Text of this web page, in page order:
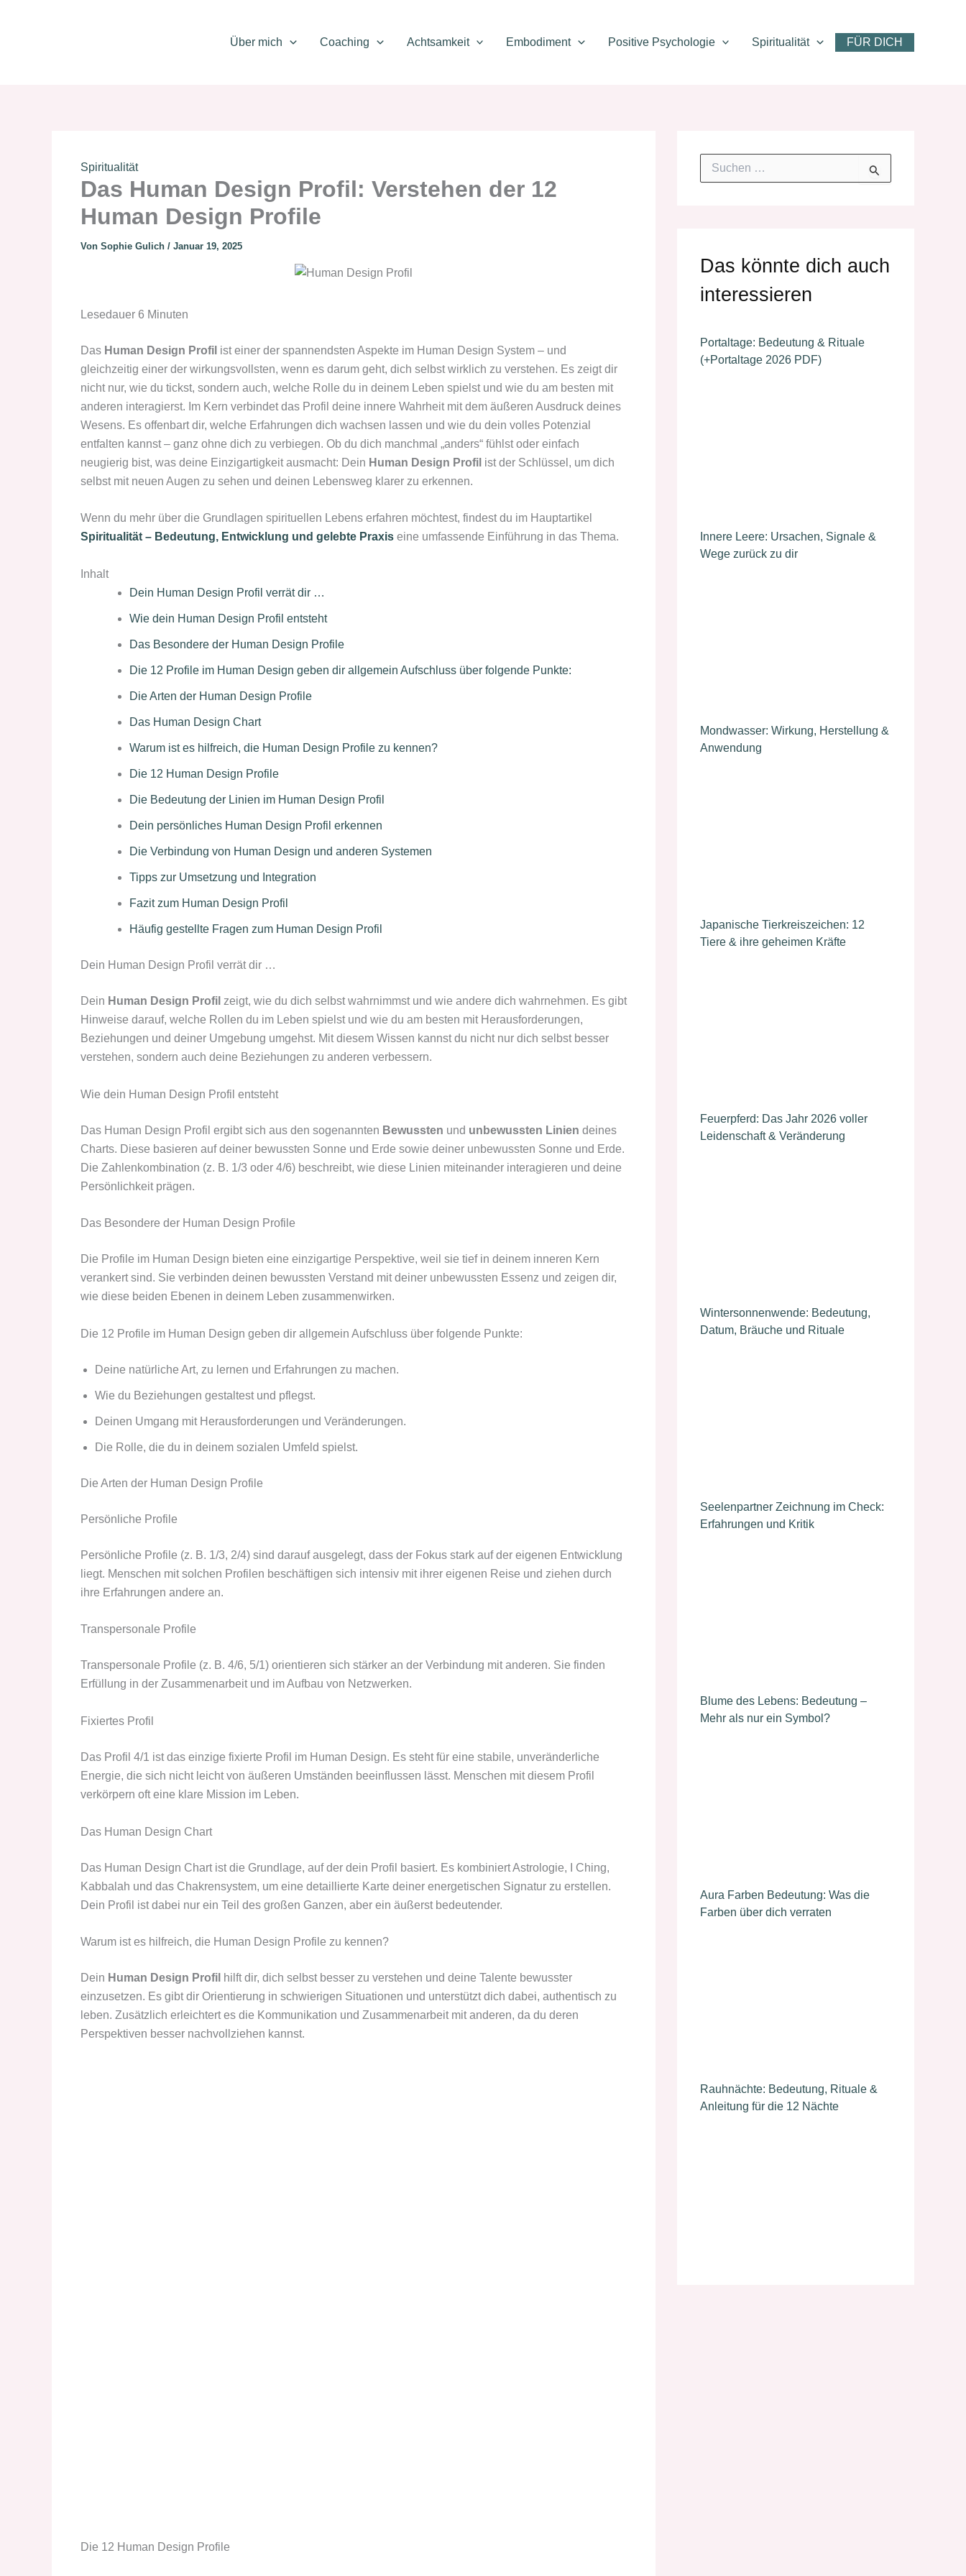
Über mich Coaching Achtsamkeit Embodiment Positive Psychologie Spiritualität FÜR DICH
Spiritualität
Das Human Design Profil: Verstehen der 12
Human Design Profile
Von Sophie Gulich / Januar 19, 2025
Lesedauer 6 Minuten
Das Human Design Profil ist einer der spannendsten Aspekte im Human Design System – und
gleichzeitig einer der wirkungsvollsten, wenn es darum geht, dich selbst wirklich zu verstehen. Es zeigt dir
nicht nur, wie du tickst, sondern auch, welche Rolle du in deinem Leben spielst und wie du am besten mit
anderen interagierst. Im Kern verbindet das Profil deine innere Wahrheit mit dem äußeren Ausdruck deines
Wesens. Es offenbart dir, welche Erfahrungen dich wachsen lassen und wie du dein volles Potenzial
entfalten kannst – ganz ohne dich zu verbiegen. Ob du dich manchmal „anders“ fühlst oder einfach
neugierig bist, was deine Einzigartigkeit ausmacht: Dein Human Design Profil ist der Schlüssel, um dich
selbst mit neuen Augen zu sehen und deinen Lebensweg klarer zu erkennen.
Wenn du mehr über die Grundlagen spirituellen Lebens erfahren möchtest, findest du im Hauptartikel
Spiritualität – Bedeutung, Entwicklung und gelebte Praxis eine umfassende Einführung in das Thema.
Inhalt
Dein Human Design Profil verrät dir …
Wie dein Human Design Profil entsteht
Das Besondere der Human Design Profile
Die 12 Profile im Human Design geben dir allgemein Aufschluss über folgende Punkte:
Die Arten der Human Design Profile
Das Human Design Chart
Warum ist es hilfreich, die Human Design Profile zu kennen?
Die 12 Human Design Profile
Die Bedeutung der Linien im Human Design Profil
Dein persönliches Human Design Profil erkennen
Die Verbindung von Human Design und anderen Systemen
Tipps zur Umsetzung und Integration
Fazit zum Human Design Profil
Häufig gestellte Fragen zum Human Design Profil
Dein Human Design Profil verrät dir …
Dein Human Design Profil zeigt, wie du dich selbst wahrnimmst und wie andere dich wahrnehmen. Es gibt
Hinweise darauf, welche Rollen du im Leben spielst und wie du am besten mit Herausforderungen,
Beziehungen und deiner Umgebung umgehst. Mit diesem Wissen kannst du nicht nur dich selbst besser
verstehen, sondern auch deine Beziehungen zu anderen verbessern.
Wie dein Human Design Profil entsteht
Das Human Design Profil ergibt sich aus den sogenannten Bewussten und unbewussten Linien deines
Charts. Diese basieren auf deiner bewussten Sonne und Erde sowie deiner unbewussten Sonne und Erde.
Die Zahlenkombination (z. B. 1/3 oder 4/6) beschreibt, wie diese Linien miteinander interagieren und deine
Persönlichkeit prägen.
Das Besondere der Human Design Profile
Die Profile im Human Design bieten eine einzigartige Perspektive, weil sie tief in deinem inneren Kern
verankert sind. Sie verbinden deinen bewussten Verstand mit deiner unbewussten Essenz und zeigen dir,
wie diese beiden Ebenen in deinem Leben zusammenwirken.
Die 12 Profile im Human Design geben dir allgemein Aufschluss über folgende Punkte:
Deine natürliche Art, zu lernen und Erfahrungen zu machen.
Wie du Beziehungen gestaltest und pflegst.
Deinen Umgang mit Herausforderungen und Veränderungen.
Die Rolle, die du in deinem sozialen Umfeld spielst.
Die Arten der Human Design Profile
Persönliche Profile
Persönliche Profile (z. B. 1/3, 2/4) sind darauf ausgelegt, dass der Fokus stark auf der eigenen Entwicklung
liegt. Menschen mit solchen Profilen beschäftigen sich intensiv mit ihrer eigenen Reise und ziehen durch
ihre Erfahrungen andere an.
Transpersonale Profile
Transpersonale Profile (z. B. 4/6, 5/1) orientieren sich stärker an der Verbindung mit anderen. Sie finden
Erfüllung in der Zusammenarbeit und im Aufbau von Netzwerken.
Fixiertes Profil
Das Profil 4/1 ist das einzige fixierte Profil im Human Design. Es steht für eine stabile, unveränderliche
Energie, die sich nicht leicht von äußeren Umständen beeinflussen lässt. Menschen mit diesem Profil
verkörpern oft eine klare Mission im Leben.
Das Human Design Chart
Das Human Design Chart ist die Grundlage, auf der dein Profil basiert. Es kombiniert Astrologie, I Ching,
Kabbalah und das Chakrensystem, um eine detaillierte Karte deiner energetischen Signatur zu erstellen.
Dein Profil ist dabei nur ein Teil des großen Ganzen, aber ein äußerst bedeutender.
Warum ist es hilfreich, die Human Design Profile zu kennen?
Dein Human Design Profil hilft dir, dich selbst besser zu verstehen und deine Talente bewusster
einzusetzen. Es gibt dir Orientierung in schwierigen Situationen und unterstützt dich dabei, authentisch zu
leben. Zusätzlich erleichtert es die Kommunikation und Zusammenarbeit mit anderen, da du deren
Perspektiven besser nachvollziehen kannst.
Die 12 Human Design Profile
u
a
Das könnte dich auch
interessieren
Portaltage: Bedeutung & Rituale
(+Portaltage 2026 PDF)
Innere Leere: Ursachen, Signale &
Wege zurück zu dir
Mondwasser: Wirkung, Herstellung &
Anwendung
Japanische Tierkreiszeichen: 12
Tiere & ihre geheimen Kräfte
Feuerpferd: Das Jahr 2026 voller
Leidenschaft & Veränderung
Wintersonnenwende: Bedeutung,
Datum, Bräuche und Rituale
Seelenpartner Zeichnung im Check:
Erfahrungen und Kritik
Blume des Lebens: Bedeutung –
Mehr als nur ein Symbol?
Aura Farben Bedeutung: Was die
Farben über dich verraten
Rauhnächte: Bedeutung, Rituale &
Anleitung für die 12 Nächte